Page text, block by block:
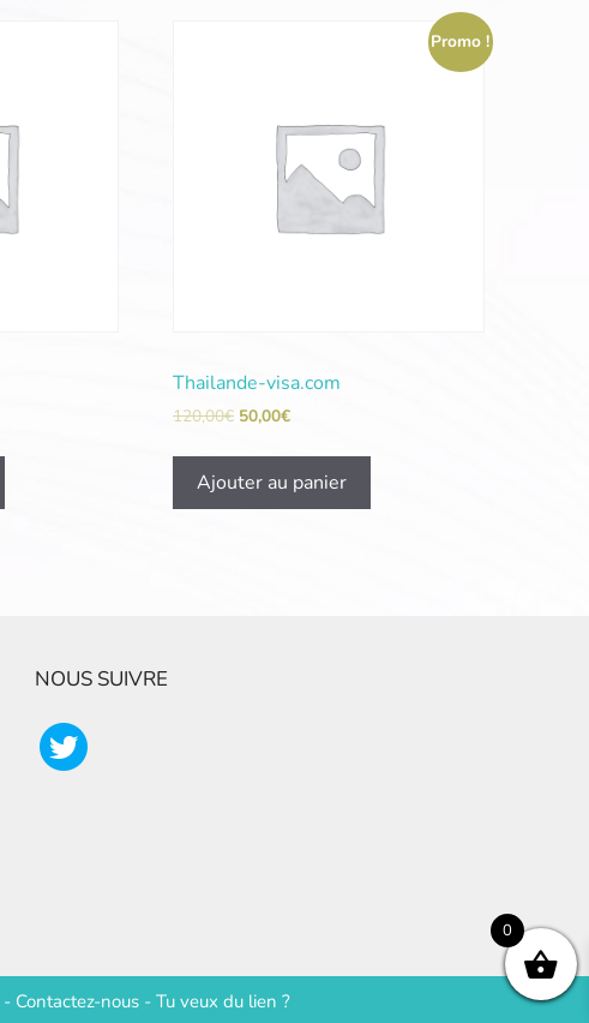
Promo !
Thailande-visa.com
120,00€ 50,00€
Ajouter au panier
NOUS SUIVRE
- Contactez-nous - Tu veux du lien ?
0